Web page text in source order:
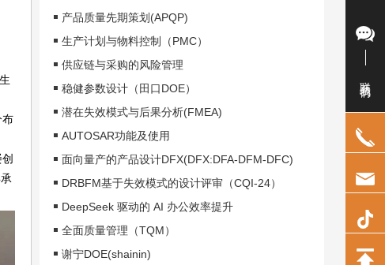
布
产品质量先期策划(APQP)
生产计划与物料控制（PMC）
供应链与采购的风险管理
稳健参数设计（田口DOE）
潜在失效模式与后果分析(FMEA)
AUTOSAR功能及使用
面向量产的产品设计DFX(DFX:DFA-DFM-DFC)
DRBFM基于失效模式的设计评审（CQI-24）
DeepSeek 驱动的 AI 办公效率提升
全面质量管理（TQM）
谢宁DOE(shainin)